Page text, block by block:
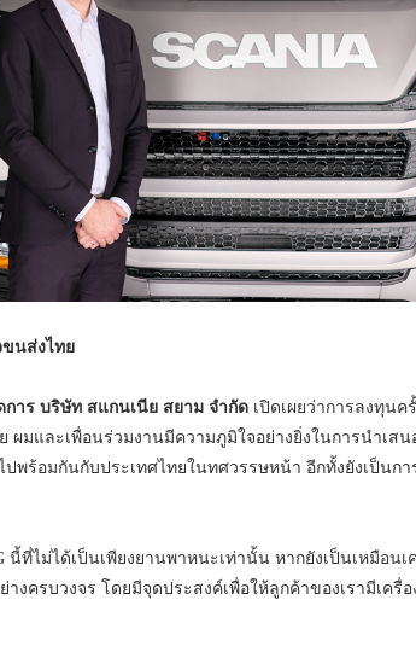
นส่งไทย
าร บริษัท สแกนเนีย สยาม จำกัด เปิดเผยว่าการลงทุน
ผมและเพื่อนร่วมงานมีความภูมิใจอย่างยิ่งในการนำเ
ปพร้อมกันกับประเทศไทยในทศวรรษหน้า อีกทั้งยังเป็น
นี้ที่ไม่ได้เป็นเพียงยานพาหนะเท่านั้น หากยังเป็นเหมือ
งครบวงจร โดยมีจุดประสงค์เพื่อให้ลูกค้าของเรามีเครื่